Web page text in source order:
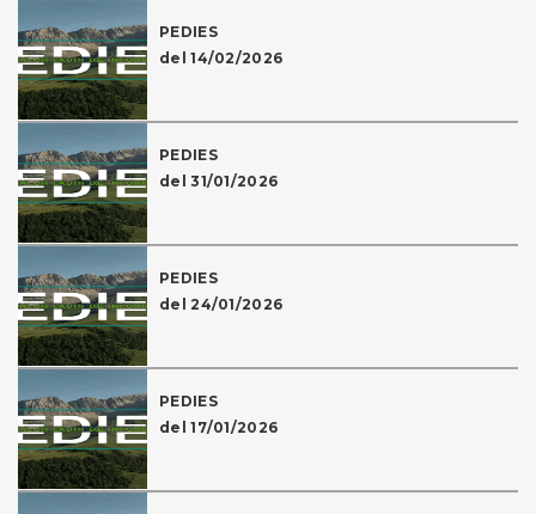
PEDIES
del 14/02/2026
PEDIES
del 31/01/2026
PEDIES
del 24/01/2026
PEDIES
del 17/01/2026